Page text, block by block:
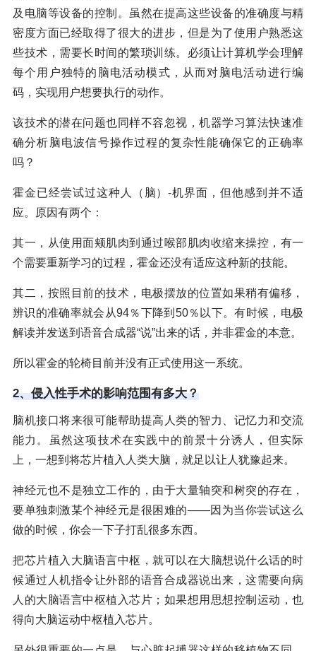
及电脑等设备的控制。虽然在提高这些设备的准确度与精
密度方面已经取得了很大的进步，但是为了使用户熟悉这
些技术，需要长时间的繁琐训练。必须让计算机学会理解
每个用户独特的脑电活动模式，从而对脑电活动进行编
码，实现用户想要执行的动作。
该技术的潜在问题也同样不容忽视，机器学习算法快速准
确分析脑电波信号操作过程的复杂性能确保它的正确率
吗？
霍金已经尝试过这种人（脑）-机界面，但他感到并不适
应。原因有两个：
其一，从使用面颊肌肉到通过喉部肌肉收缩来操控，有一
个需要重新学习的过程，霍金还没有适应这种新的技能。
其二，按照目前的技术，电极摆放的位置如果稍有偏移，
辨识的准确率就会从94％下降到50％以下。有时候，电极
解读并发送到语音合成器“说”出来的话，并非霍金的本意。
所以霍金的轮椅目前并没有正式使用这一系统。
2、侵入性手术的影响范围有多大？
脑机接口将来很可能帮助提高人类的智力、记忆力和交流
能力。虽然这项技术在实践中的前景十分诱人，但实际
上，一想到将芯片植入人类大脑，就足以让人犹豫起来。
神经元也不是独立工作的，由于大量轴突和树突的存在，
要单独刺激某个神经元是很困难的——因为当你尝试这么
做的时候，你会一下子打乱很多东西。
把芯片植入大脑语言中枢，就可以在大脑想说什么话的时
候通过人机指令让外部的语音合成器说出来，这需要向病
人的大脑语言中枢植入芯片；如果想用思想控制运动，也
得向大脑运动中枢植入芯片。